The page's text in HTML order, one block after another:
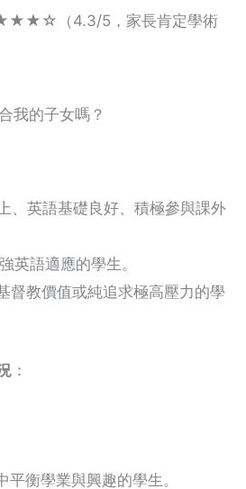
（4.3/5，家長肯定學術
我的子女嗎？
、英語基礎良好、積極參與課外
英語適應的學生。
督教價值或純追求極高壓力的學
：
平衡學業與興趣的學生。